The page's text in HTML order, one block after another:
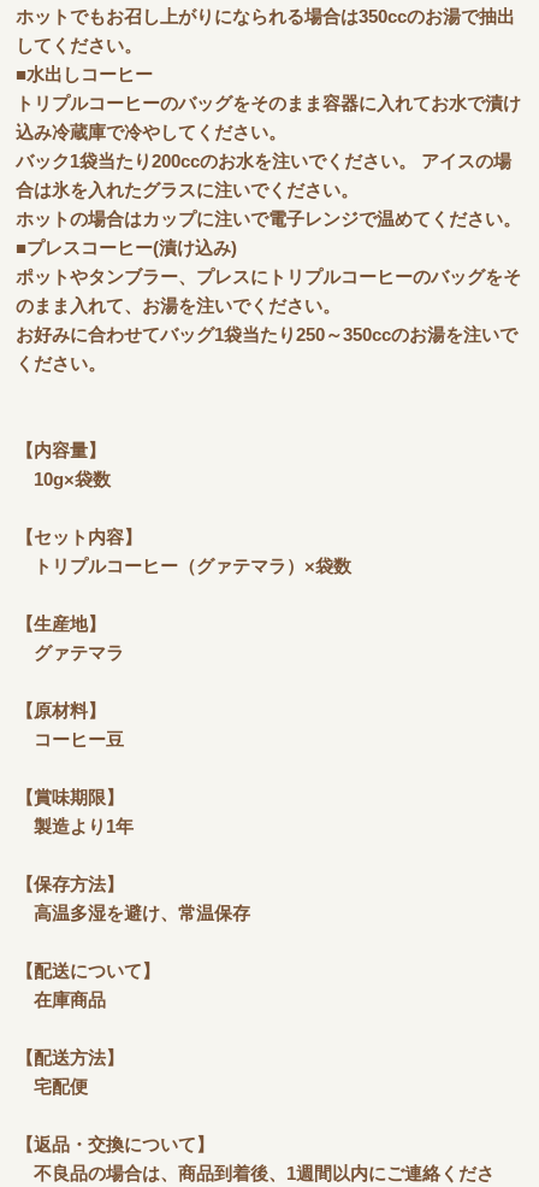
ホットでもお召し上がりになられる場合は350ccのお湯で抽出
してください。
■水出しコーヒー
トリプルコーヒーのバッグをそのまま容器に入れてお水で漬け
込み冷蔵庫で冷やしてください。
バック1袋当たり200ccのお水を注いでください。 アイスの場
合は氷を入れたグラスに注いでください。
ホットの場合はカップに注いで電子レンジで温めてください。
■プレスコーヒー(漬け込み)
ポットやタンブラー、プレスにトリプルコーヒーのバッグをそ
のまま入れて、お湯を注いでください。
お好みに合わせてバッグ1袋当たり250～350ccのお湯を注いで
ください。
【内容量】
10g×袋数
【セット内容】
トリプルコーヒー（グァテマラ）×袋数
【生産地】
グァテマラ
【原材料】
コーヒー豆
【賞味期限】
製造より1年
【保存方法】
高温多湿を避け、常温保存
【配送について】
在庫商品
【配送方法】
宅配便
【返品・交換について】
不良品の場合は、商品到着後、1週間以内にご連絡くださ